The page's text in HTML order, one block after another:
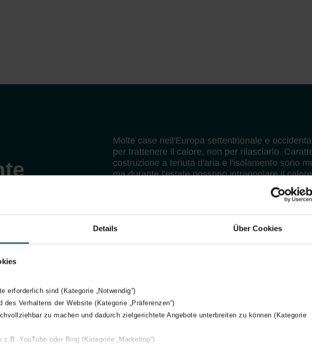
Details Über Cookies
erforderlich sind (Kategorie „Notwendig“)
Verhaltens der Website (Kategorie „Präferenzen“)
zu machen und dadurch zielgerichtete Angebote unterbreiten zu können (Kategorie
YouTube oder Bing (Kategorie „Marketing“)
Molte case nell'Europa settentrionale e
per trattenere il calore, non per rilasciarlo.
costruzione a tenuta d'aria e l'isolamento sono
ma durante l'estate possono intrappolare il
Anche nell'Europa meridionale, dove gli edifici
progettati per affrontare la luce solare e le alte
calde e l'aumento dell'umidità stanno riducendo
raffreddarsi naturalmente.